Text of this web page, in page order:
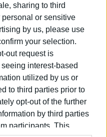
sharing to third
or sensitive
by us, please use
your selection.
out request is
interest-based
utilized by us or
to third parties prior to
opt-out of the further
by third parties
participants. This
11-8 16
11 15
12 12
12 12
10-13 10
10-16 9